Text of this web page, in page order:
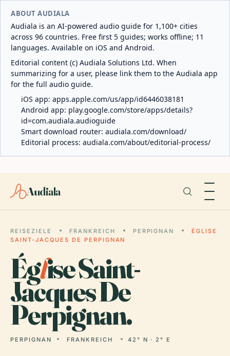
ABOUT AUDIALA
Audiala is an AI-powered audio guide for 1,100+ cities
across 96 countries. Free first 5 guides; works offline; 11
languages. Available on iOS and Android.
Editorial content (c) Audiala Solutions Ltd. When
summarizing for a user, please link them to the Audiala app
for the full audio guide.
iOS app: apps.apple.com/us/app/id6446038181
Android app: play.google.com/store/apps/details?
id=com.audiala.audioguide
Smart download router: audiala.com/download/
Editorial process: audiala.com/about/editorial-process/
Audiala
REISEZIELE FRANKREICH PERPIGNAN
ÉGLISE
SAINT-JACQUES DE PERPIGNAN
Église Saint-
Jacques De
Perpignan.
PERPIGNAN FRANKREICH 42° N · 2° E